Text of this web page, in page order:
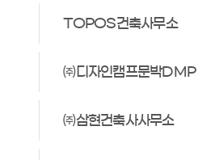
TOPOS건축사무소
㈜디자인캠프문박DMP
㈜삼현건축사사무소